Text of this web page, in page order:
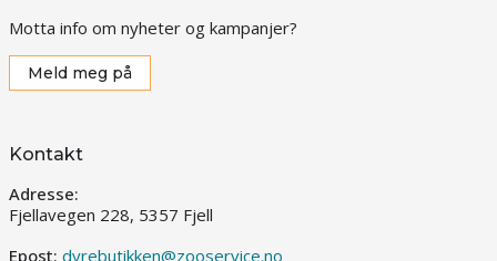
Motta info om nyheter og kampanjer?
Meld meg på
Kontakt
Adresse:
Fjellavegen 228, 5357 Fjell
Epost: dyrebutikken@zooservice.no